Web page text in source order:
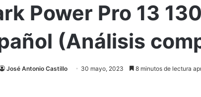
Power Pro 13
(Análisis
José Antonio Castillo 30 mayo, 2023 8 minutos de lectura